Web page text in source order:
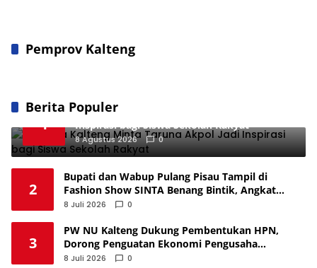
Pemprov Kalteng
Berita Populer
1
Kapolda Kalteng Minta Taruna Akpol Jadi
Inspirasi bagi Siswa Sekolah Rakyat
8 Agustus 2026 0
2
Bupati dan Wabup Pulang Pisau Tampil di
Fashion Show SINTA Benang Bintik, Angkat
Budaya Lokal
8 Juli 2026 0
3
PW NU Kalteng Dukung Pembentukan HPN,
Dorong Penguatan Ekonomi Pengusaha
Nahdliyin
8 Juli 2026 0